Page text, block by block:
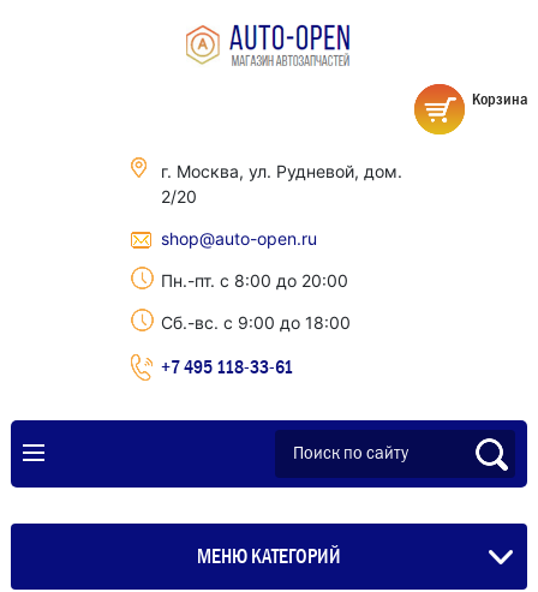
г. Москва, ул. Рудневой, дом.
2/20
shop@auto-open.ru
Пн.-пт. с 8:00 до 20:00
Сб.-вс. с 9:00 до 18:00
+7 495 118-33-61
Корзина
МЕНЮ КАТЕГОРИЙ